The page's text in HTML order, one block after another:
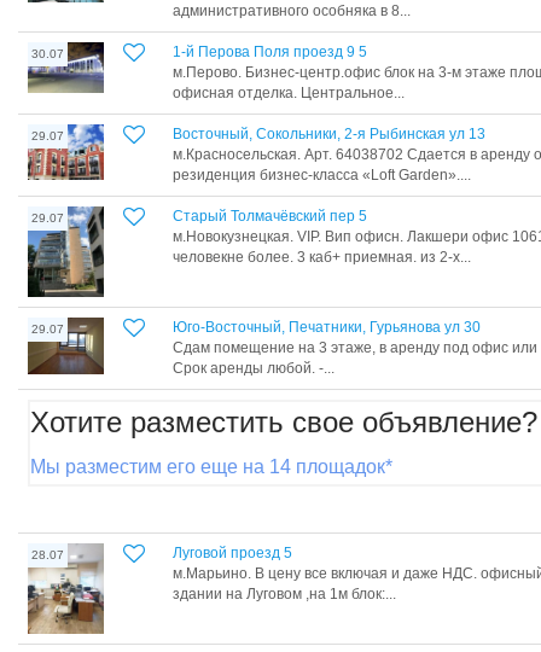
административного особняка в 8...
30.07
1-й Перова Поля проезд 9 5
м.Перово. Бизнес-центр.офис блок на 3-м этаже
офисная отделка. Центральное...
29.07
Восточный, Сокольники, 2-я Рыбинская ул 13
м.Красносельская. Арт. 64038702 Сдается в
резиденция бизнес-класса «Loft Garden»....
29.07
Старый Толмачёвский пер 5
м.Новокузнецкая. VIP. Вип офисн. Лакшери офис
человекне более. 3 каб+ приемная. из 2-х...
29.07
Юго-Восточный, Печатники, Гурьянова ул 30
Сдам помещение на 3 этаже, в аренду под офис
Срок аренды любой. -...
Хотите разместить свое объявление?
Мы разместим его еще на 14 площадок*
28.07
Луговой проезд 5
м.Марьино. В цену все включая и даже НДС.
здании на Луговом ,на 1м блок:...